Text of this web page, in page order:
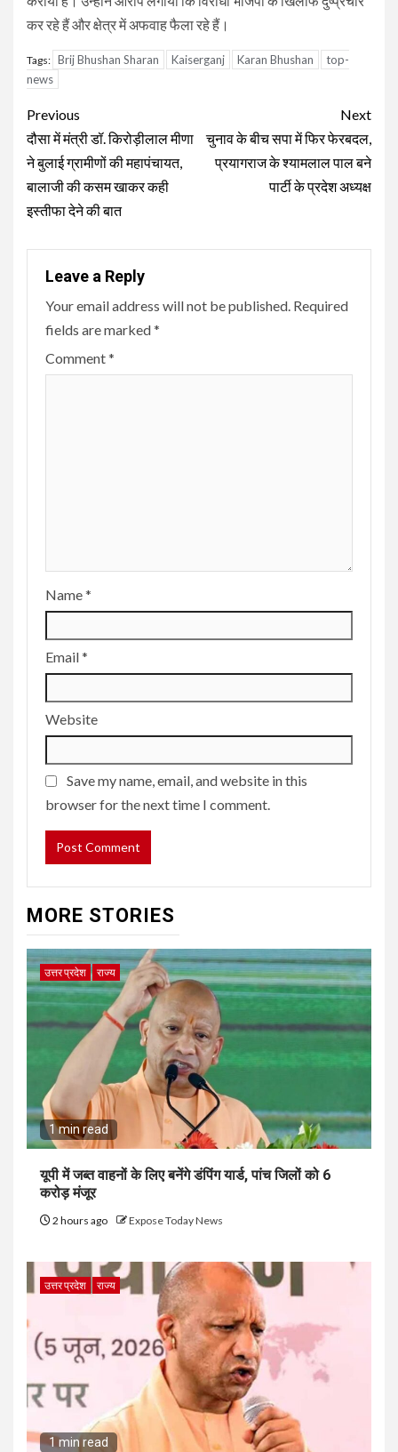
कर रहे हैं और क्षेत्र में अफवाह फैला रहे हैं।
Tags: Brij Bhushan Sharan Kaiserganj Karan Bhushan
top-
news
Continue
Reading
Previous
दौसा में मंत्री डॉ. किरोड़ीलाल मीणा
ने बुलाई ग्रामीणों की महापंचायत,
बालाजी की कसम खाकर कही
इस्तीफा देने की बात
Next
चुनाव के बीच सपा में फिर फेरबदल,
प्रयागराज के श्यामलाल पाल बने
पार्टी के प्रदेश अध्यक्ष
Leave a Reply
Your email address will not be published. Required
fields are marked*
Comment*
Name*
Email*
Website
Save my name, email, and website in this
browser for the next time I comment.
MORE STORIES
उत्तर प्रदेश राज्य
1 min read
यूपी में जब्त वाहनों के लिए बनेंगे डंपिंग यार्ड, पांच जिलों को 6
करोड़ मंजूर
2 hours ago Expose Today News
उत्तर प्रदेश राज्य
1 min read